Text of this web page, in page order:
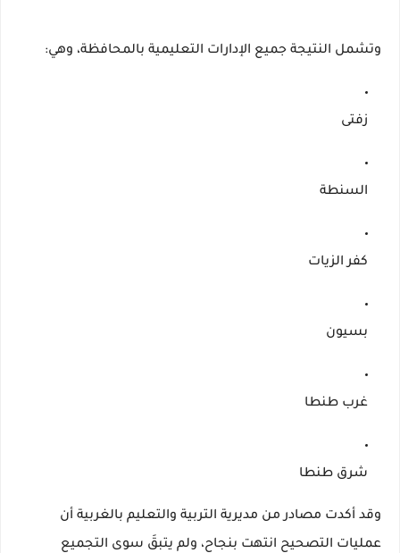
وتشمل النتيجة جميع الإدارات التعليمية بالمحافظة، وهي:
زفتى
السنطة
كفر الزيات
بسيون
غرب طنطا
شرق طنطا
وقد أكدت مصادر من مديرية التربية والتعليم بالغربية أن
عمليات التصحيح انتهت بنجاح، ولم يتبقَ سوى التجميع